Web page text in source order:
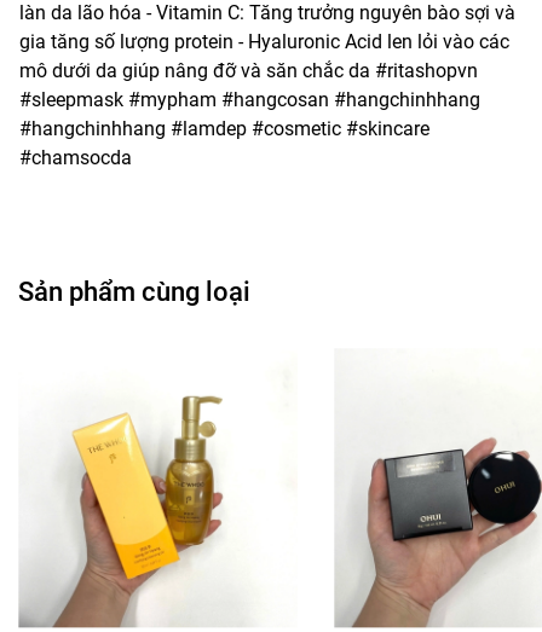
làn da lão hóa - Vitamin C: Tăng trưởng nguyên bào sợi và
gia tăng số lượng protein - Hyaluronic Acid len lỏi vào các
mô dưới da giúp nâng đỡ và săn chắc da #ritashopvn
#sleepmask #mypham #hangcosan #hangchinhhang
#hangchinhhang #lamdep #cosmetic #skincare
#chamsocda
Sản phẩm cùng loại